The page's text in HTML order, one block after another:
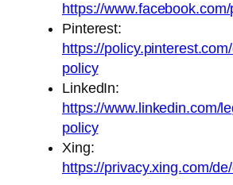
https://
Pinterest:
https://
policy
LinkedIn:
https://www.linkedin.com/
policy
Xing:
https://privacy.xing.com/